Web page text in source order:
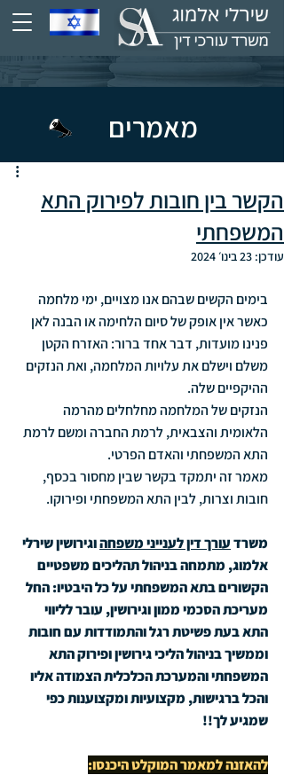
מאמרים
הקשר בין חובות לפירוק התא
המשפחתי
עודכן: 23 בינו׳ 2024
בימים הקשים שבהם אנו מצויים, ימי מלחמה
כאשר אין אופק של סיום הלחימה או הבנה לאן
פנינו מועדות, דבר אחד ברור: האזרח הקטן
משלם וישלם את עלויות המלחמה, ואת הנזקים
ההיקפיים שלה.
הנזקים של המלחמה מחלחלים מהרמה
הלאומית והצבאית, לרמת החברה ומשם לרמת
התא המשפחתי והאדם הפרטי.
מאמר זה יתמקד בקשר שבין מחסור בכסף,
חובות וצרות, לבין התא המשפחתי ופירוקו.
משרד עורך דין לענייני משפחה וגירושין שירלי
אלמוג, מתמחה בניהול תהליכים משפטיים
הקשורים בתא המשפחתי על כל היבטיו: החל
מעריכת הסכמי ממון וגירושין, עובר לליווי
התא בעת פשיטת רגל והתמודדות עם חובות
וממשיך בניהול הליכי גירושין ופירוק התא
המשפחתי והמערכת הכלכלית הצמודה אליו
והכל ברגישות, מקצועיות ומקצוענות כפי
שמגיע לך!!
להאזנה למאמר המוקלט היכנסו: